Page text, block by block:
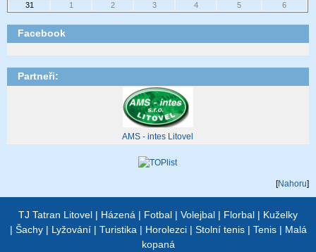
31
1 2 3 4 5 6
Facebook
Partneři:
AMS - intes Litovel
[Nahoru]
TJ Tatran Litovel | Házená | Fotbal | Volejbal | Florbal | Kuželky
| Šachy| Lyžování| Turistika | Horolezci| Stolní tenis| Tenis| Malá
kopaná